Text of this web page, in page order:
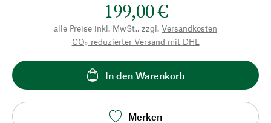
199,00 €
alle Preise inkl. MwSt., zzgl. Versandkosten
CO₂-reduzierter Versand mit DHL
In den Warenkorb
Merken